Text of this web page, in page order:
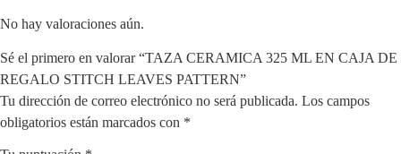
No hay valoraciones aún.
Sé el primero en valorar “TAZA CERAMICA 325 ML EN CAJA DE
REGALO STITCH LEAVES PATTERN”
Tu dirección de correo electrónico no será publicada. Los campos
obligatorios están marcados con *